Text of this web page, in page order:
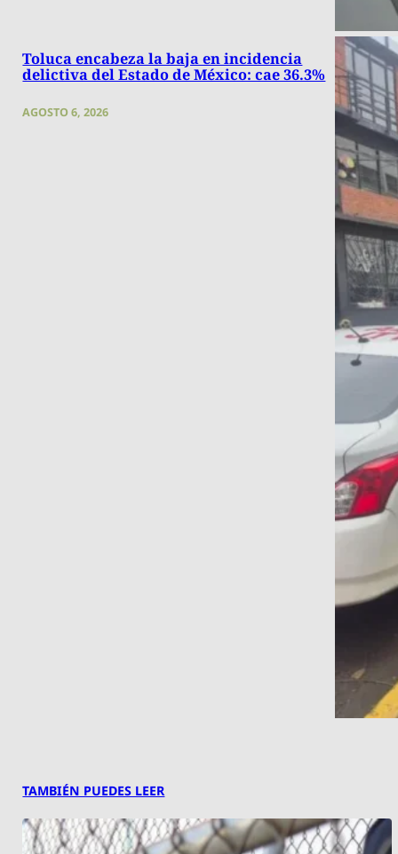
Toluca encabeza la baja en incidencia
delictiva del Estado de México: cae 36.3%
AGOSTO 6, 2026
TAMBIÉN PUEDES LEER